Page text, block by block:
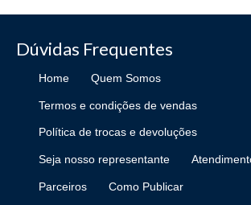
Dúvidas Frequentes
Home Quem Somos
Termos e condições de vendas
Política de trocas e devoluções
Seja nosso representante
Parceiros Como Publicar